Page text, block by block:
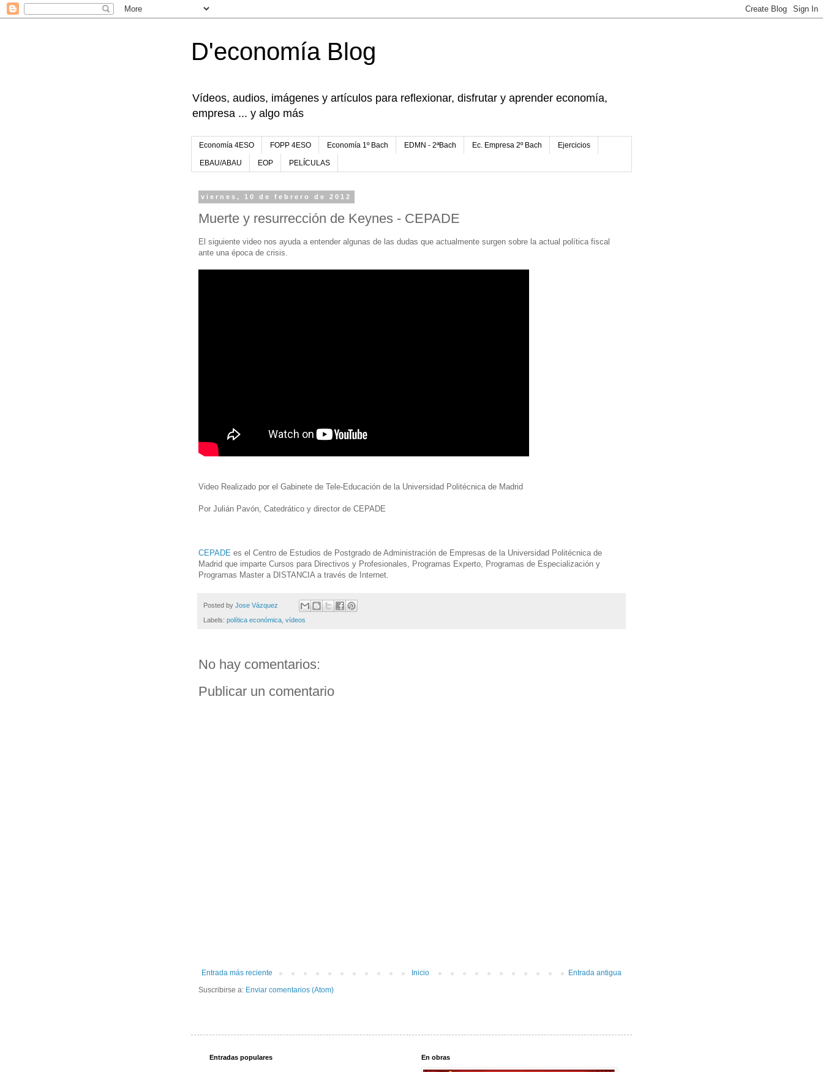
D'economía Blog
Vídeos, audios, imágenes y artículos para reflexionar, disfrutar y aprender economía,
empresa ... y algo más
Economía 4ESO FOPP 4ESO Economía 1º Bach EDMN - 2ªBach Ec. Empresa 2º Bach Ejercicios
EBAU/ABAU EOP PELÍCULAS
viernes, 10 de febrero de 2012
Muerte y resurrección de Keynes - CEPADE
El siguiente video nos ayuda a entender algunas de las dudas que actualmente surgen sobre la actual política fiscal
ante una época de crisis.
Video Realizado por el Gabinete de Tele-Educación de la Universidad Politécnica de Madrid
Por Julián Pavón, Catedrático y director de CEPADE
CEPADE es el Centro de Estudios de Postgrado de Administración de Empresas de la Universidad Politécnica de
Madrid que imparte Cursos para Directivos y Profesionales, Programas Experto, Programas de Especialización y
Programas Master a DISTANCIA a través de Internet.
Posted by Jose Vázquez
Labels: política económica vídeos
No hay comentarios:
Publicar un comentario
Entrada más reciente Entrada antigua
Inicio
Suscribirse a: Enviar comentarios (Atom)
Entradas populares En obras